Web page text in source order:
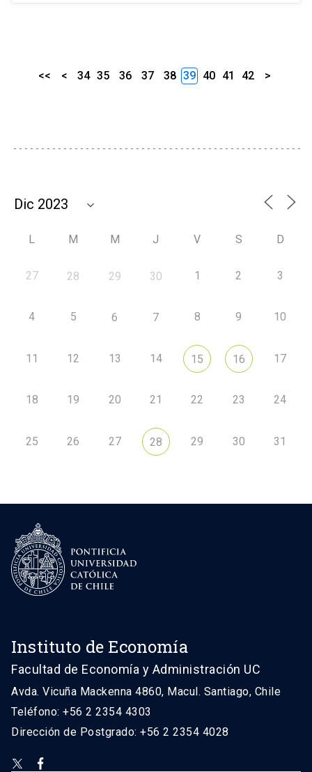
<< < 34 35 36 37 38 39 40 41 42 >
L M M J V S D
27 28 29 30 1 2 3
4 5 6 7 8 9 10
11 12 13 14 15 16 17
18 19 20 21 22 23 24
25 26 27 28 29 30 31
Instituto de Economía
Facultad de Economía y Administración UC
Avda. Vicuña Mackenna 4860, Macul. Santiago, Chile
Teléfono: +56 2 2354 4303
Dirección de Postgrado: +56 2 2354 4028